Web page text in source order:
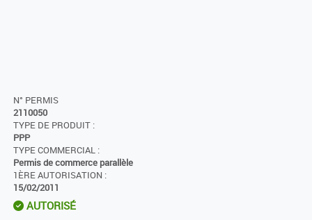
N° PERMIS
2110050
TYPE DE PRODUIT :
PPP
TYPE COMMERCIAL :
Permis de commerce parallèle
1ÈRE AUTORISATION :
15/02/2011
AUTORISÉ